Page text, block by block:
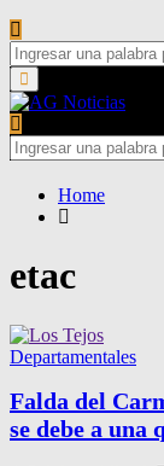
Search
for:Primary
Menu
Search
for:
Home
etac
Departamentales
Falda del
se debe a una